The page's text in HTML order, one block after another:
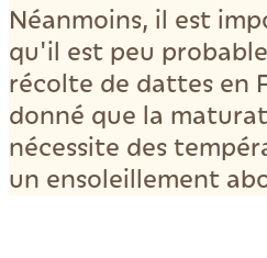
Néanmoins, il est
qu'il est peu
récolte de dattes en
donné que la
nécessite des
un ensoleillement